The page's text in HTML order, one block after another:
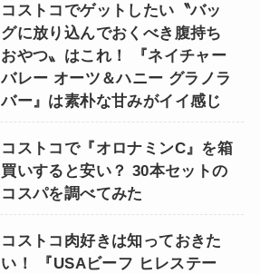
コストコでゲットしたい〝バッ
グに放り込んでおくべき腹持ち
おやつ〟はこれ！ 『ネイチャー
バレー オーツ＆ハニー グラノラ
バー』は素朴な甘みがイイ感じ
コストコで『オロナミンC』を箱
買いすると安い？ 30本セットの
コスパを調べてみた
コストコ肉好きは知っておきた
い！ 『USAビーフ ヒレステー